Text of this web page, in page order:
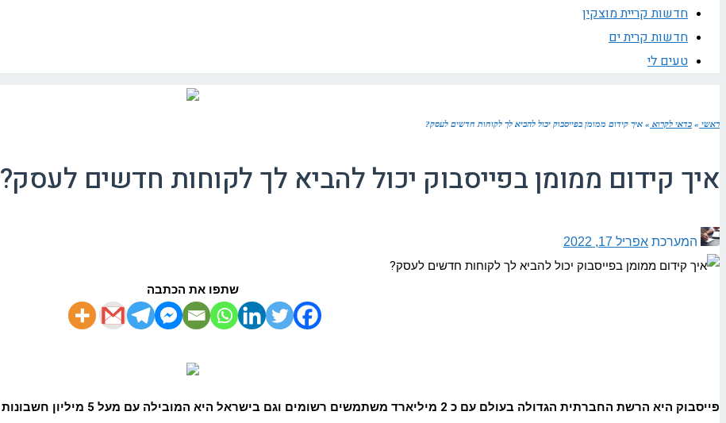
חדשות קריית מוצקין
חדשות קרית ים
טעים לי
ראשי » כדאי לקרוא » איך קידום ממומן בפייסבוק יכול להביא לך לקוחות חדשים לעסק?
איך קידום ממומן בפייסבוק יכול להביא לך לקוחות חדשים לעסק?
המערכת אפריל 17, 2022
שתפו את הכתבה